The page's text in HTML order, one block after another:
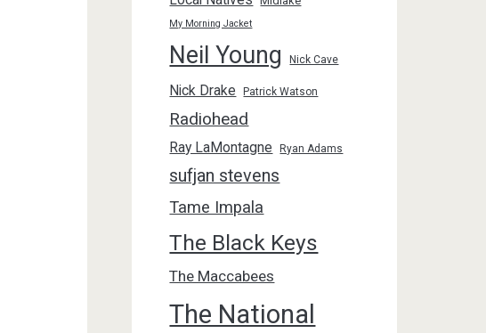
My Morning Jacket
Neil Young Nick Cave
Nick Drake Patrick Watson
Radiohead
Ray LaMontagne Ryan Adams
sufjan stevens
Tame Impala
The Black Keys
The Maccabees
The National